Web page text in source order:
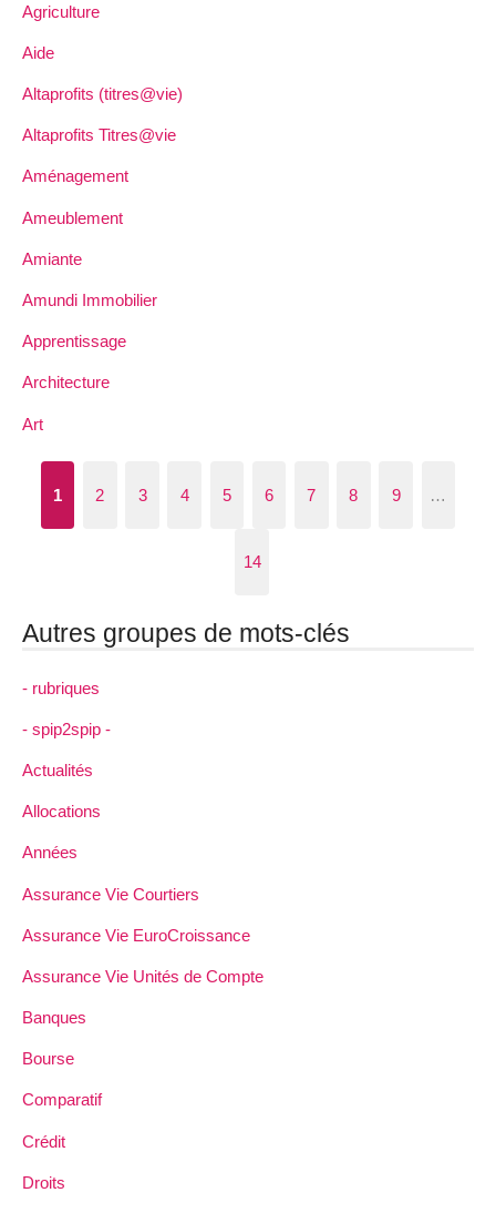
Agriculture
Aide
Altaprofits (titres@vie)
Altaprofits Titres@vie
Aménagement
Ameublement
Amiante
Amundi Immobilier
Apprentissage
Architecture
Art
1 2 3 4 5 6 7 8 9 …
14
Autres groupes de mots-clés
- rubriques
- spip2spip -
Actualités
Allocations
Années
Assurance Vie Courtiers
Assurance Vie EuroCroissance
Assurance Vie Unités de Compte
Banques
Bourse
Comparatif
Crédit
Droits